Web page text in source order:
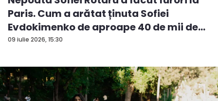
09 iulie 2026, 15:30
Paris. Cum a arătat ținuta Sofiei
Evdokimenko de aproape 40 de mii de
e...